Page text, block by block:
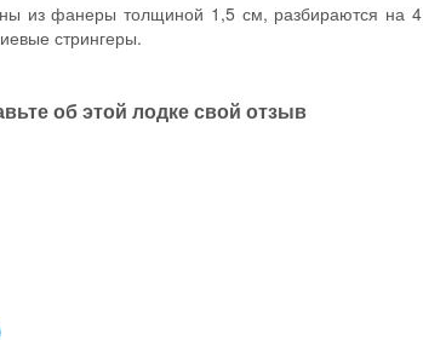
из фанеры толщиной 1,5 см, разбираются на 4
стрингеры.
об этой лодке свой отзыв